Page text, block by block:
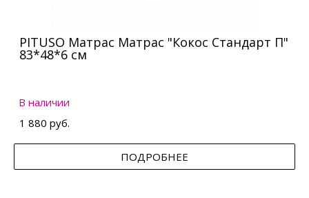
PITUSO Матрас Матрас "Кокос Стандарт П"
83*48*6 см
В наличии
1 880 руб.
ПОДРОБНЕЕ